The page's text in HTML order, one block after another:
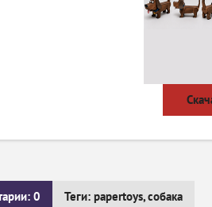
0 Теги: papertoys,собака